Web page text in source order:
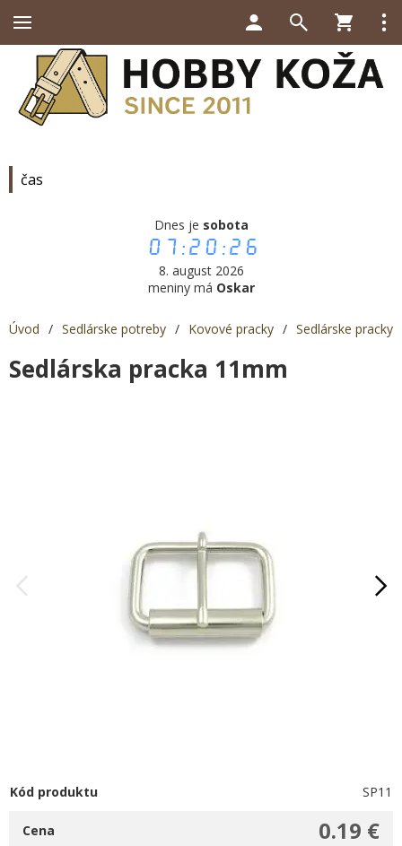
čas
Dnes je sobota
07:20:27
8. august 2026
meniny má Oskar
Úvod / Sedlárske potreby / Kovové pracky / Sedlárske pracky
Sedlárska pracka 11mm
Kód produktu SP11
0.19 €
Cena